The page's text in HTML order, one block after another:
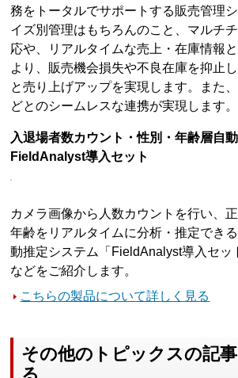
務をトータルでサポートする販売管理
イズ別管理はもちろんのこと、マルチ
応や、リアルタイムな売上・在庫情報
より、販売機会損失や不良在庫を抑止
と売り上げアップを実現します。また
どとのシームレスな連携が実現します。
入退場者数カウント・性別・年齢層自
FieldAnalyst導入セット
カメラ画像から人数カウントを行い、
年齢をリアルタイムに分析・推定でき
動推定システム「FieldAnalyst導入セッ
などをご紹介します。
こちらの製品について詳しく見る
その他のトピックスの記